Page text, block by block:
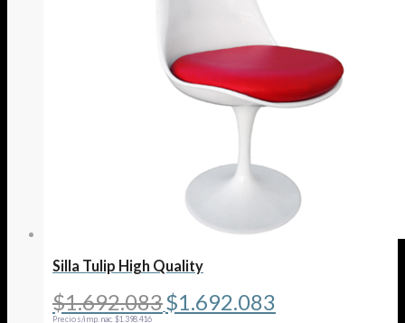
Silla Tulip High Quality
$1.692.083 El
precio
$1.692.083precio
Precio s/imp. nac. $1.398.416